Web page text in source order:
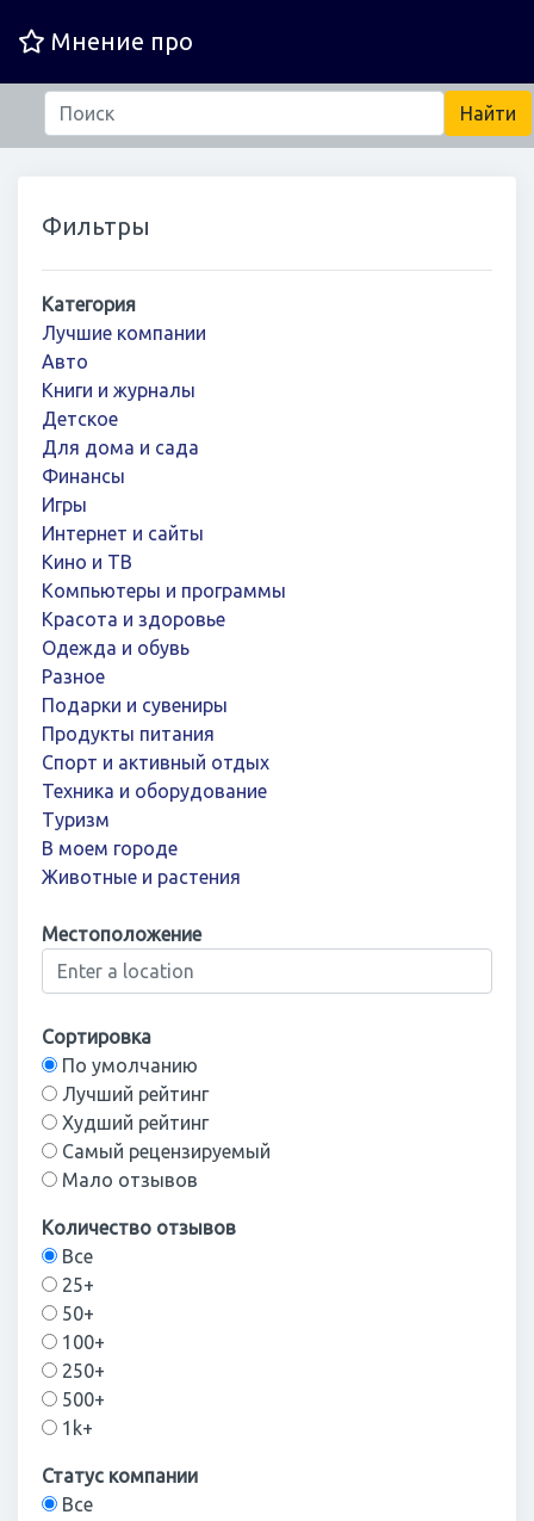
Мнение про
Фильтры
Категория
Лучшие компании
Авто
Книги и журналы
Детское
Для дома и сада
Финансы
Игры
Интернет и сайты
Кино и ТВ
Компьютеры и программы
Красота и здоровье
Одежда и обувь
Разное
Подарки и сувениры
Продукты питания
Спорт и активный отдых
Техника и оборудование
Туризм
В моем городе
Животные и растения
Местоположение
Сортировка
По умолчанию
Лучший рейтинг
Худший рейтинг
Самый рецензируемый
Мало отзывов
Количество отзывов
Все
25+
50+
100+
250+
500+
1k+
Статус компании
Все